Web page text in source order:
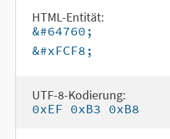
HTML-Entität:
&#64760;
&#xFCF8;
UTF-8-Kodierung:
0xEF 0xB3 0xB8